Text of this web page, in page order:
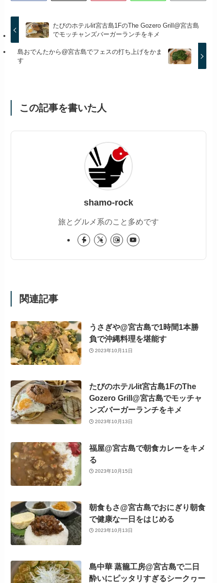
たびのホテルlit宮古島1FのThe Gozero Grill@宮古島
でモッチャンズバーガーランチをキメ
島おでんたから@宮古島でフェスの打ち上げをかま
す
この記事を書いた人
shamo-rock
旅とグルメ系のこと多めです
関連記事
うさぎや@宮古島で1時間1本勝
負で沖縄料理を堪能す
2023年10月11日
たびのホテルlit宮古島1FのThe
Gozero Grill@宮古島でモッチャ
ンズバーガーランチをキメ
2023年10月13日
福屋@宮古島で朝食カレーをキメ
る
2023年10月15日
朝食もさ@宮古島でおにぎり朝食
で健康な一日をはじめる
2023年10月13日
島中華 蒸籠工房@宮古島で二日
酔いにピッタリすぎるシークヮー